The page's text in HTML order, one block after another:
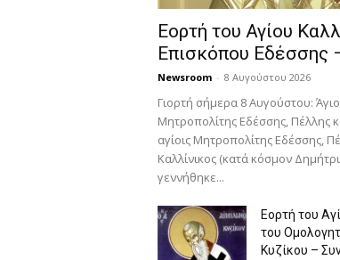
Εορτή του Αγίου
Επισκόπου Εδέσσης
Newsroom - 8 Αυγούστου 2026
Γιορτή σήμερα 8 Αυγούστου:
Μητροπολίτης Εδέσσης, Πέλλης
αγίοις Μητροπολίτης Εδέσσης,
Καλλίνικος (κατά κόσμον
γεννήθηκε...
Εορτή του
του
Κυζίκου –